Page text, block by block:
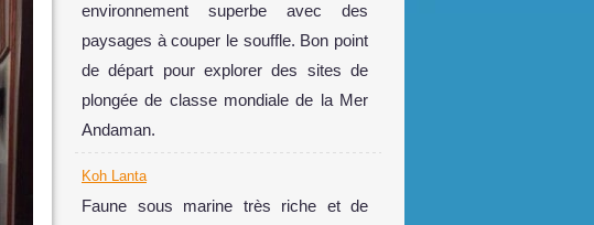
environnement superbe avec des
paysages à couper le souffle. Bon point
de départ pour explorer des sites de
plongée de classe mondiale de la Mer
Andaman.
Koh Lanta
Faune sous marine très riche et de